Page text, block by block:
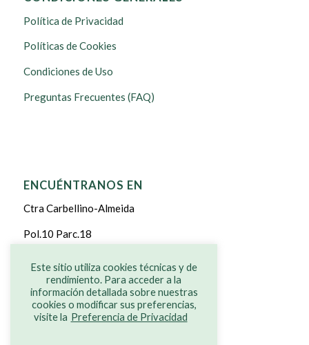
Política de Privacidad
Políticas de Cookies
Condiciones de Uso
Preguntas Frecuentes (FAQ)
ENCUÉNTRANOS EN
Ctra Carbellino-Almeida
Pol.10 Parc.18
ZAMORA
Este sitio utiliza cookies técnicas y de
rendimiento. Para acceder a la
información detallada sobre nuestras
cookies o modificar sus preferencias,
visite la Preferencia de Privacidad